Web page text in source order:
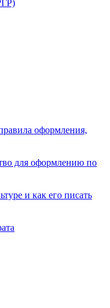
оформления,
для оформлению по
и как его писать